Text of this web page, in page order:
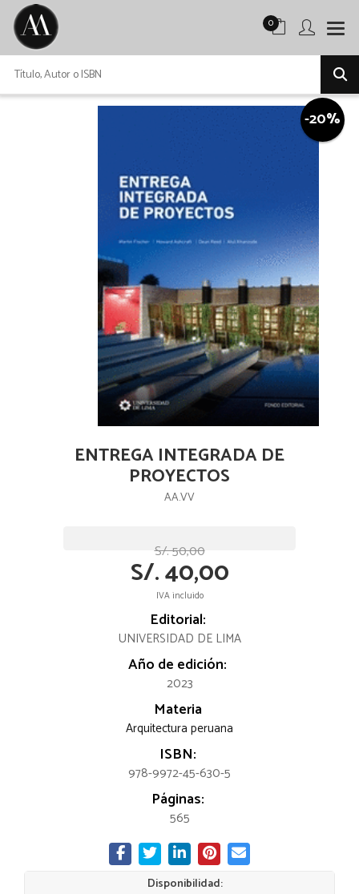
0
-20%
ENTREGA INTEGRADA DE
PROYECTOS
AA.VV
S/. 50,00
S/. 40,00
IVA incluido
Editorial:
UNIVERSIDAD DE LIMA
Año de edición:
2023
Materia
Arquitectura peruana
ISBN:
978-9972-45-630-5
Páginas:
565
Disponibilidad: